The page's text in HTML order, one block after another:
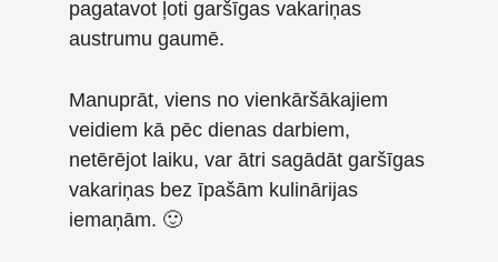
pagatavot ļoti garšīgas vakariņas
austrumu gaumē.
Manuprāt, viens no vienkāršākajiem
veidiem kā pēc dienas darbiem,
netērējot laiku, var ātri sagādāt garšīgas
vakariņas bez īpašām kulinārijas
iemaņām. 🙂